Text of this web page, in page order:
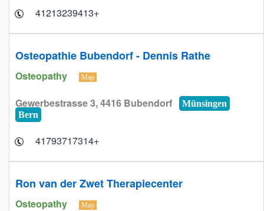
+41213239413
Osteopathie Bubendorf - Dennis Rathe
Osteopathy Map
Gewerbestrasse 3, 4416 Bubendorf
Münsingen
Bern
+41793717314
Ron van der Zwet Therapiecenter
Osteopathy Map